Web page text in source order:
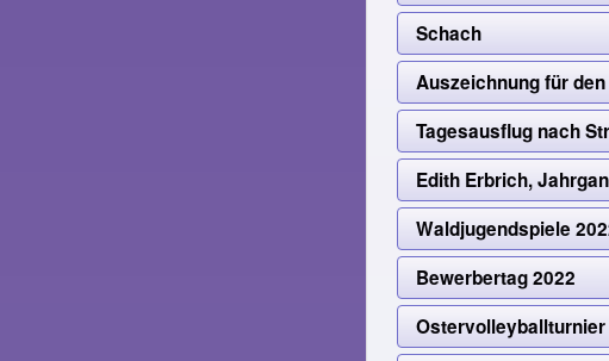
Schach
Auszeichnung für
Tagesausflug nach
Edith Erbrich,
Waldjugendspiele
Bewerbertag 2022
Ostervolleyballturnier